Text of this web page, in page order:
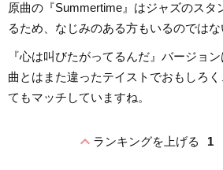
原曲の『Summertime』はジャズのスタ
るため、なじみのある方もいるのではな
『心は叫びたがってるんだ』バージョ
曲とはまた違ったテイストでおもしろ
てもマッチしていますね。
expand_lessランキングを上げる 1